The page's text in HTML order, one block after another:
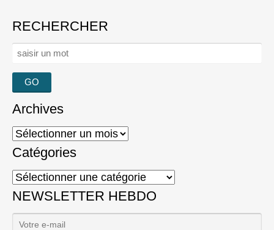
RECHERCHER
Rechercher :
Archives
Archives
Catégories
Catégories
NEWSLETTER HEBDO